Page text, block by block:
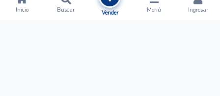
Inicio Buscar Vender Menú Ingresar